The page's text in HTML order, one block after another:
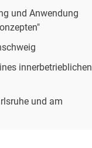
und Anwendung
innerbetrieblichen
und am